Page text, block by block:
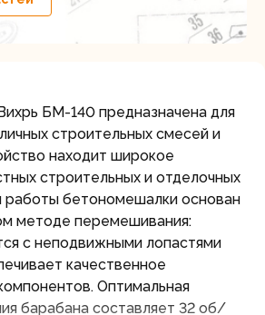
БМ-140 предназначена для
строительных смесей и
находит широкое
строительных и отделочных
работы бетономешалки основан
методе перемешивания:
с неподвижными лопастями
качественное
Оптимальная
барабана составляет 32 об/